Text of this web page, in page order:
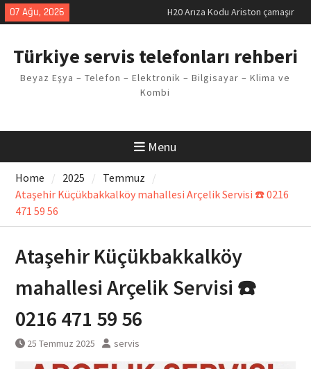
Skip
to
07 Ağu, 2026
LG kombi E2 Arızası Çözümü
Vaillant çamaşır makinesi E03
Arıza Kodu
Ferroli klima E3 Arızası Çözümü
Türkiye servis telefonları rehberi
Beyaz Eşya – Telefon – Elektronik – Bilgisayar – Klima ve
Kombi
Menu
Home 2025
Temmuz
Ataşehir Küçükbakkalköy mahallesi Arçelik Servisi ☎️ 0216
471 59 56
Ataşehir Küçükbakkalköy
mahallesi Arçelik Servisi ☎️
0216 471 59 56
25 Temmuz 2025 servis